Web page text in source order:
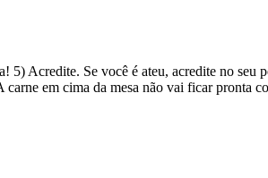
Acredite. Se você é ateu, acredite no
em cima da mesa não vai ficar pronta